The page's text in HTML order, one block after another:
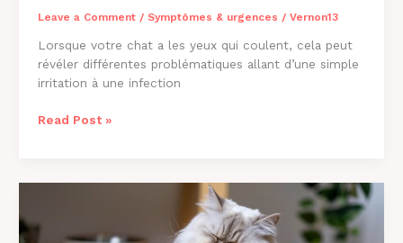
Leave a Comment / Symptômes & urgences / Vernon13
Lorsque votre chat a les yeux qui coulent, cela peut
révéler différentes problématiques allant d’une simple
irritation à une infection
Chat
Causes
Read Post »